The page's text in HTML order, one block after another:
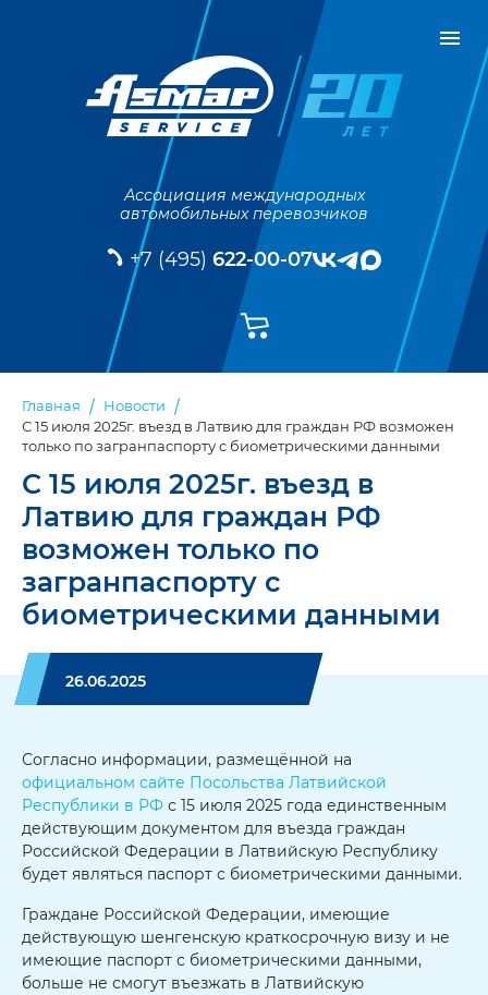
Ассоциация международных
автомобильных перевозчиков
+7 (495) 622-00-07
Главная
Новости
С 15 июля 2025г. въезд в Латвию для граждан РФ возможен
только по загранпаспорту с биометрическими данными
С 15 июля 2025г. въезд в
Латвию для граждан РФ
возможен только по
загранпаспорту с
биометрическими данными
26.06.2025
Согласно информации, размещённой на
официальном сайте Посольства Латвийской
Республики в РФ с 15 июля 2025 года единственным
действующим документом для въезда граждан
Российской Федерации в Латвийскую Республику
будет являться паспорт с биометрическими данными.
Граждане Российской Федерации, имеющие
действующую шенгенскую краткосрочную визу и не
имеющие паспорт с биометрическими данными,
больше не смогут въезжать в Латвийскую